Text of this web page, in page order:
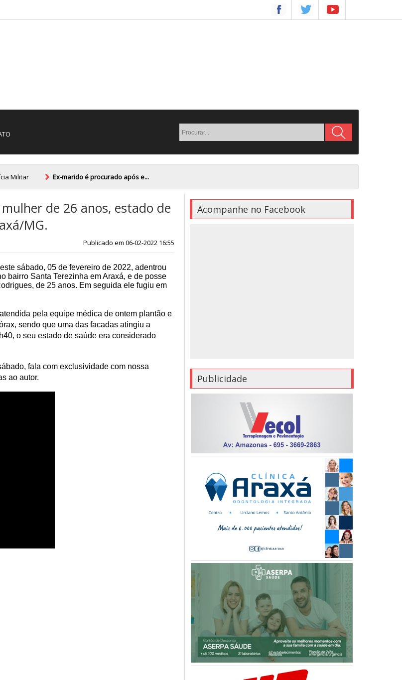
Militar Ex-marido é procurado após e...
de 26 anos, estado de
MG.
Publicado em 06-02-2022 16:55
sábado, 05 de fevereiro de 2022, adentrou
bairro Santa Terezinha em Araxá, e de posse
de 25 anos. Em seguida ele fugiu em
pela equipe médica de ontem plantão e
sendo que uma das facadas atingiu a
o seu estado de saúde era considerado
fala com exclusividade com nossa
ao autor.
Acompanhe no Facebook
Publicidade